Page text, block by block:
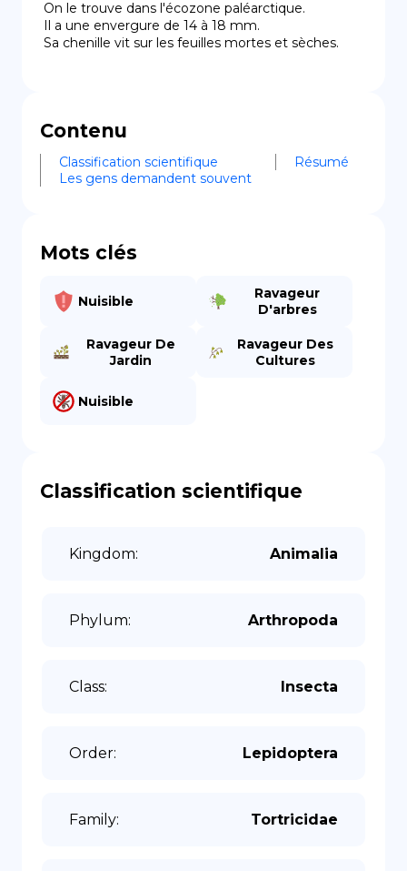
Sa chenille vit sur les feuilles mortes et sèches.
Contenu
Classification scientifique
Résumé
Les gens demandent souvent
Mots clés
Nuisible
Ravageur
D'arbres
Ravageur De
Jardin
Ravageur Des
Cultures
Nuisible
Classification scientifique
Kingdom: Animalia
Phylum: Arthropoda
Class: Insecta
Order: Lepidoptera
Family: Tortricidae